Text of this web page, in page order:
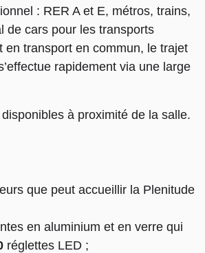
: RER A et E, métros, trains,
de cars pour les transports
transport en commun, le trajet
rapidement via une large
à proximité de la salle.
que peut accueillir la Plenitude
en aluminium et en verre qui
réglettes LED ;